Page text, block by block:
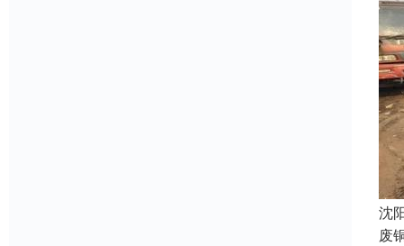
沈
废